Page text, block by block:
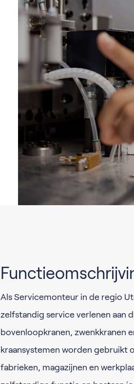
Als Servicemonteur in de regio
zelfstandig service verlenen aan
bovenloopkranen, zwenkkranen
kraansystemen worden gebruikt
fabrieken, magazijnen en